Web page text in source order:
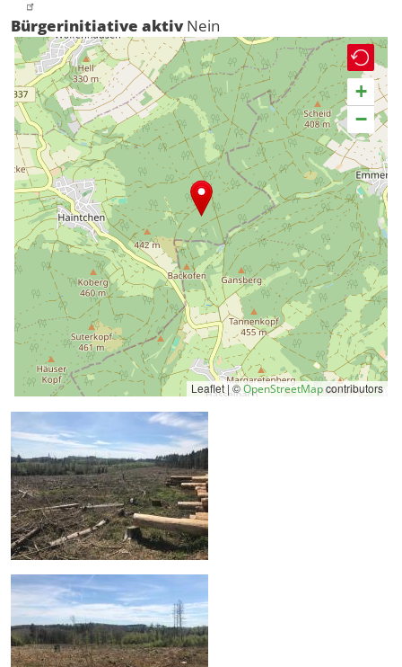
Bürgerinitiative aktiv Nein
+
−
Leaflet | ©OpenStreetMapcontributors